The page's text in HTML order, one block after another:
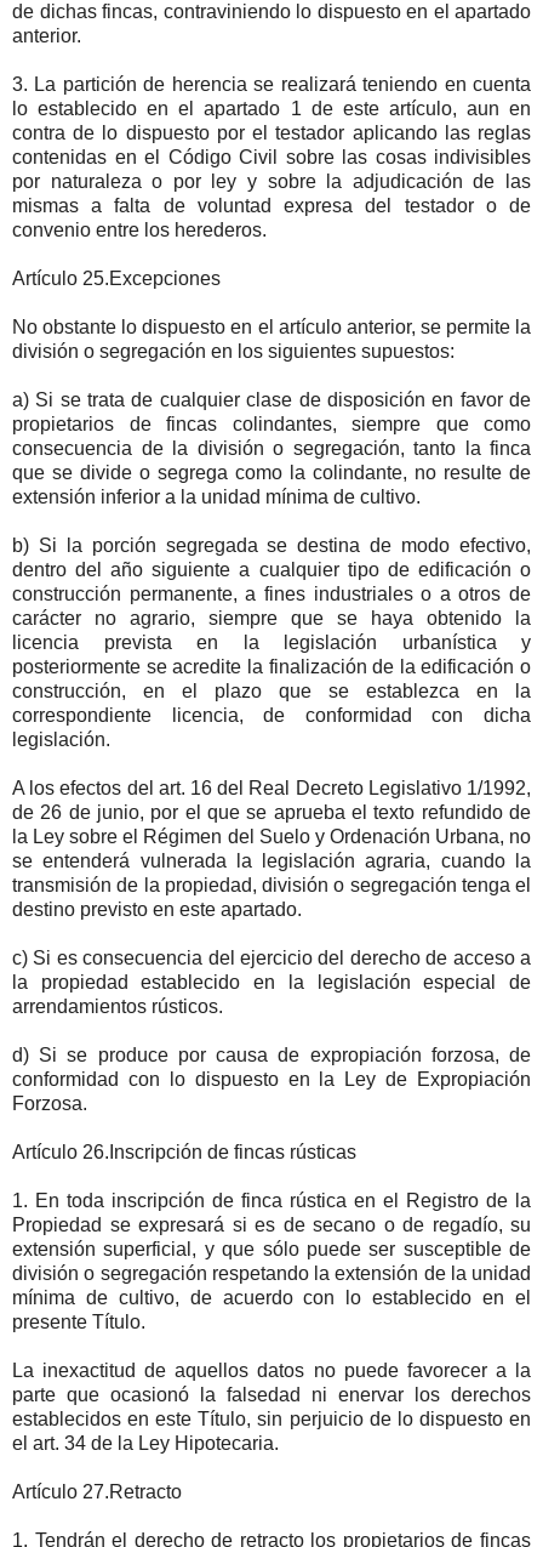
de dichas fincas, contraviniendo lo dispuesto en el apartado
anterior.
3. La partición de herencia se realizará teniendo en cuenta
lo establecido en el apartado 1 de este artículo, aun en
contra de lo dispuesto por el testador aplicando las reglas
contenidas en el Código Civil sobre las cosas indivisibles
por naturaleza o por ley y sobre la adjudicación de las
mismas a falta de voluntad expresa del testador o de
convenio entre los herederos.
Artículo 25.Excepciones
No obstante lo dispuesto en el artículo anterior, se permite la
división o segregación en los siguientes supuestos:
a) Si se trata de cualquier clase de disposición en favor de
propietarios de fincas colindantes, siempre que como
consecuencia de la división o segregación, tanto la finca
que se divide o segrega como la colindante, no resulte de
extensión inferior a la unidad mínima de cultivo.
b) Si la porción segregada se destina de modo efectivo,
dentro del año siguiente a cualquier tipo de edificación o
construcción permanente, a fines industriales o a otros de
carácter no agrario, siempre que se haya obtenido la
licencia prevista en la legislación urbanística y
posteriormente se acredite la finalización de la edificación o
construcción, en el plazo que se establezca en la
correspondiente licencia, de conformidad con dicha
legislación.
A los efectos del art. 16 del Real Decreto Legislativo 1/1992,
de 26 de junio, por el que se aprueba el texto refundido de
la Ley sobre el Régimen del Suelo y Ordenación Urbana, no
se entenderá vulnerada la legislación agraria, cuando la
transmisión de la propiedad, división o segregación tenga el
destino previsto en este apartado.
c) Si es consecuencia del ejercicio del derecho de acceso a
la propiedad establecido en la legislación especial de
arrendamientos rústicos.
d) Si se produce por causa de expropiación forzosa, de
conformidad con lo dispuesto en la Ley de Expropiación
Forzosa.
Artículo 26.Inscripción de fincas rústicas
1. En toda inscripción de finca rústica en el Registro de la
Propiedad se expresará si es de secano o de regadío, su
extensión superficial, y que sólo puede ser susceptible de
división o segregación respetando la extensión de la unidad
mínima de cultivo, de acuerdo con lo establecido en el
presente Título.
La inexactitud de aquellos datos no puede favorecer a la
parte que ocasionó la falsedad ni enervar los derechos
establecidos en este Título, sin perjuicio de lo dispuesto en
el art. 34 de la Ley Hipotecaria.
Artículo 27.Retracto
1. Tendrán el derecho de retracto los propietarios de fincas